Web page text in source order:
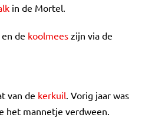
in de Mortel.
de koolmees zijn via de
van de kerkuil. Vorig jaar was
het mannetje verdween.